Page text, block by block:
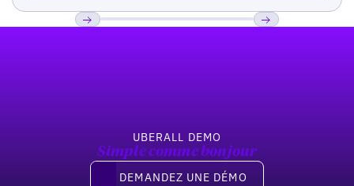
UBERALL DEMO
Simple comme bonjour
Demandez une démo
DEMANDEZ UNE DÉMO